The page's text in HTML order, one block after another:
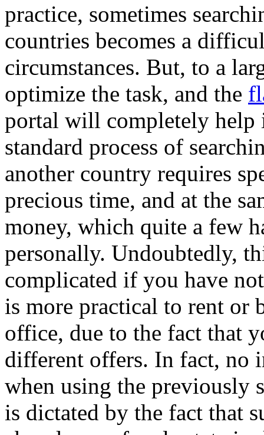
practice, sometimes
countries becomes a
circumstances. But, to a
optimize the task, and the
portal will completely
standard process of
another country requires
precious time, and at the
money, which quite a few
personally. Undoubtedly,
complicated if you have
is more practical to rent or
office, due to the fact that
different offers. In fact, no
when using the previously
is dictated by the fact that